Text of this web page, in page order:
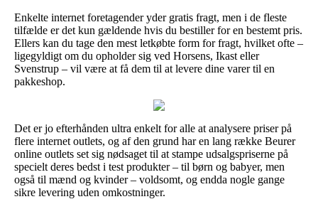
Enkelte internet foretagender yder gratis fragt, men i de fleste
tilfælde er det kun gældende hvis du bestiller for en bestemt pris.
Ellers kan du tage den mest letkøbte form for fragt, hvilket ofte –
ligegyldigt om du opholder sig ved Horsens, Ikast eller
Svenstrup – vil være at få dem til at levere dine varer til en
pakkeshop.
Det er jo efterhånden ultra enkelt for alle at analysere priser på
flere internet outlets, og af den grund har en lang række Beurer
online outlets set sig nødsaget til at stampe udsalgspriserne på
specielt deres bedst i test produkter – til børn og babyer, men
også til mænd og kvinder – voldsomt, og endda nogle gange
sikre levering uden omkostninger.